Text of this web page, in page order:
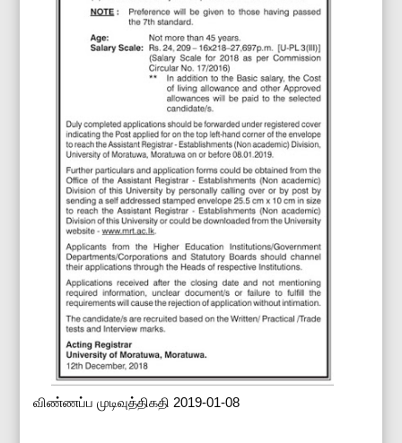
விண்ணப்ப முடிவுத்திகதி 2019-01-08